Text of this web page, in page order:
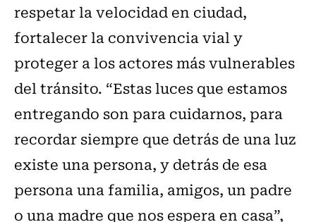
respetar la velocidad en ciudad,
fortalecer la convivencia vial y
proteger a los actores más vulnerables
del tránsito. “Estas luces que estamos
entregando son para cuidarnos, para
recordar siempre que detrás de una luz
existe una persona, y detrás de esa
persona una familia, amigos, un padre
o una madre que nos espera en casa”,